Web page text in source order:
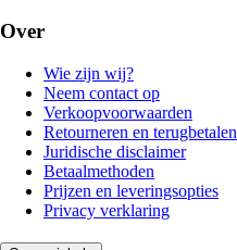
Over
Wie zijn wij?
Neem contact op
Verkoopvoorwaarden
Retourneren en terugbetalen
Juridische disclaimer
Betaalmethoden
Prijzen en leveringsopties
Privacy verklaring